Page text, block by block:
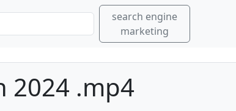
search engine
marketing
2024 .mp4